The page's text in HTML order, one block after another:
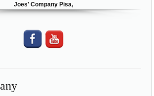
Joes' Company Pisa,